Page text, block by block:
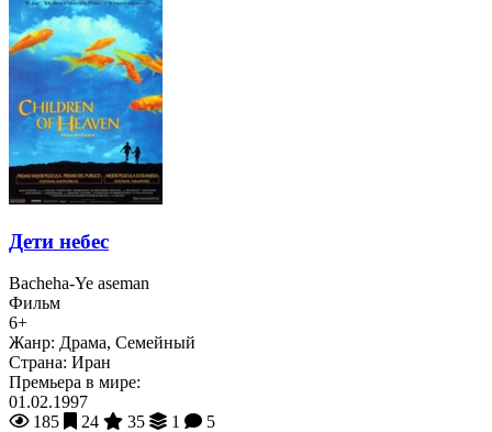
Дети небес
Bacheha-Ye aseman
Фильм
6+
Жанр: Драма, Семейный
Страна: Иран
Премьера в мире:
01.02.1997
185
24 35 1
5